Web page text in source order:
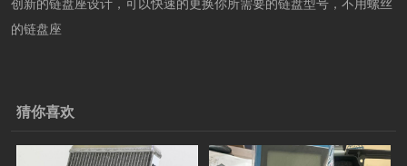
创新的链盘座设计，可以快速的更换你所需要的链盘型号，不用螺丝
的链盘座
猜你喜欢